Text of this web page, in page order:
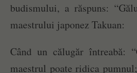
budismului, a răspuns:
maestrului japonez Takuan:
Când un călugăr întreabă:
maestrul poate ridica